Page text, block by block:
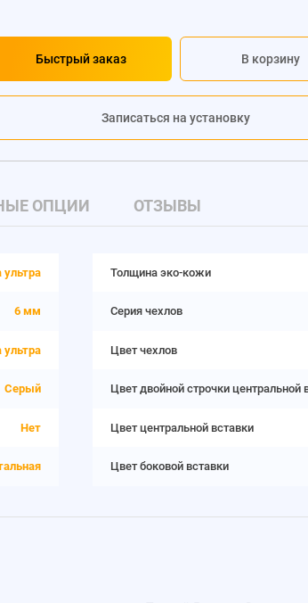
Быстрый заказ В корзину
Записаться на установку
ОПЦИИ ОТЗЫВЫ
Толщина эко-кожи
6 мм Серия чехлов
Цвет чехлов
Серый Цвет двойной строчки центральной
Нет Цвет центральной вставки
Цвет боковой вставки